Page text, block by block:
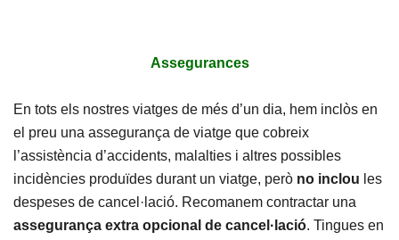
Assegurances
En tots els nostres viatges de més d’un dia, hem inclòs en
el preu una assegurança de viatge que cobreix
l’assistència d’accidents, malalties i altres possibles
incidències produïdes durant un viatge, però no inclou les
despeses de cancel·lació. Recomanem contractar una
assegurança extra opcional de cancel·lació. Tingues en